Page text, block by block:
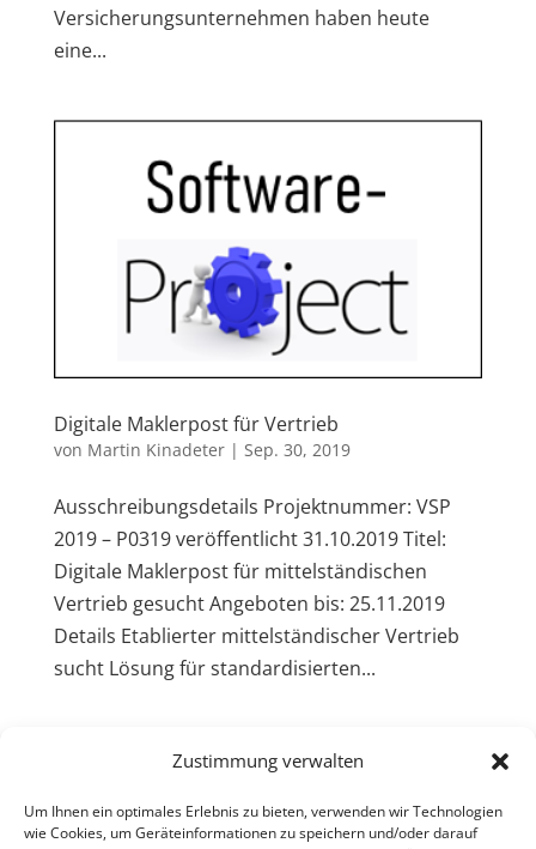
Zustimmung verwalten
Um Ihnen ein optimales Erlebnis zu bieten, verwenden wir Technologien
wie Cookies, um Geräteinformationen zu speichern und/oder darauf
Versicherungsunternehmen haben heute
eine...
Digitale Maklerpost für Vertrieb
von Martin Kinadeter| Sep. 30, 2019
Ausschreibungsdetails Projektnummer: VSP
2019 – P0319 veröffentlicht 31.10.2019 Titel:
Digitale Maklerpost für mittelständischen
Vertrieb gesucht Angeboten bis: 25.11.2019
Details Etablierter mittelständischer Vertrieb
sucht Lösung für standardisierten...